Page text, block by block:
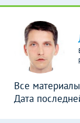
Все
Дата